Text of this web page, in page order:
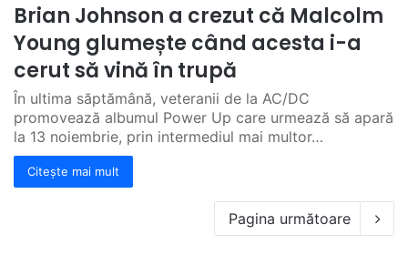
Brian Johnson a crezut că Malcolm
Young glumește când acesta i-a
cerut să vină în trupă
În ultima săptămână, veteranii de la AC/DC
promovează albumul Power Up care urmează să apară
la 13 noiembrie, prin intermediul mai multor…
Citește mai mult
Pagina următoare